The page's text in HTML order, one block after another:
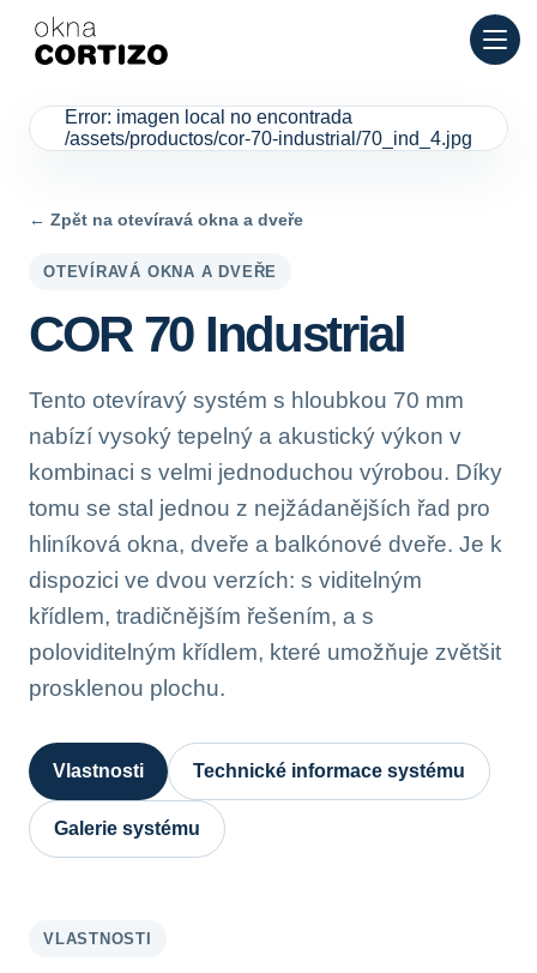
Okna Cortizo je specializovaná síť pro hliníková a PVC okna
Produkty
Síť prodejen
Nabídka
Error: imagen local no encontrada
/assets/productos/cor-70-industrial/70_ind_4.jpg
← Zpět na otevíravá okna a dveře
OTEVÍRAVÁ OKNA A DVEŘE
COR 70 Industrial
Tento otevíravý systém s hloubkou 70 mm
nabízí vysoký tepelný a akustický výkon v
kombinaci s velmi jednoduchou výrobou. Díky
tomu se stal jednou z nejžádanějších řad pro
hliníková okna, dveře a balkónové dveře. Je k
dispozici ve dvou verzích: s viditelným
křídlem, tradičnějším řešením, a s
poloviditelným křídlem, které umožňuje zvětšit
prosklenou plochu.
Vlastnosti Technické informace systému
Galerie systému
VLASTNOSTI